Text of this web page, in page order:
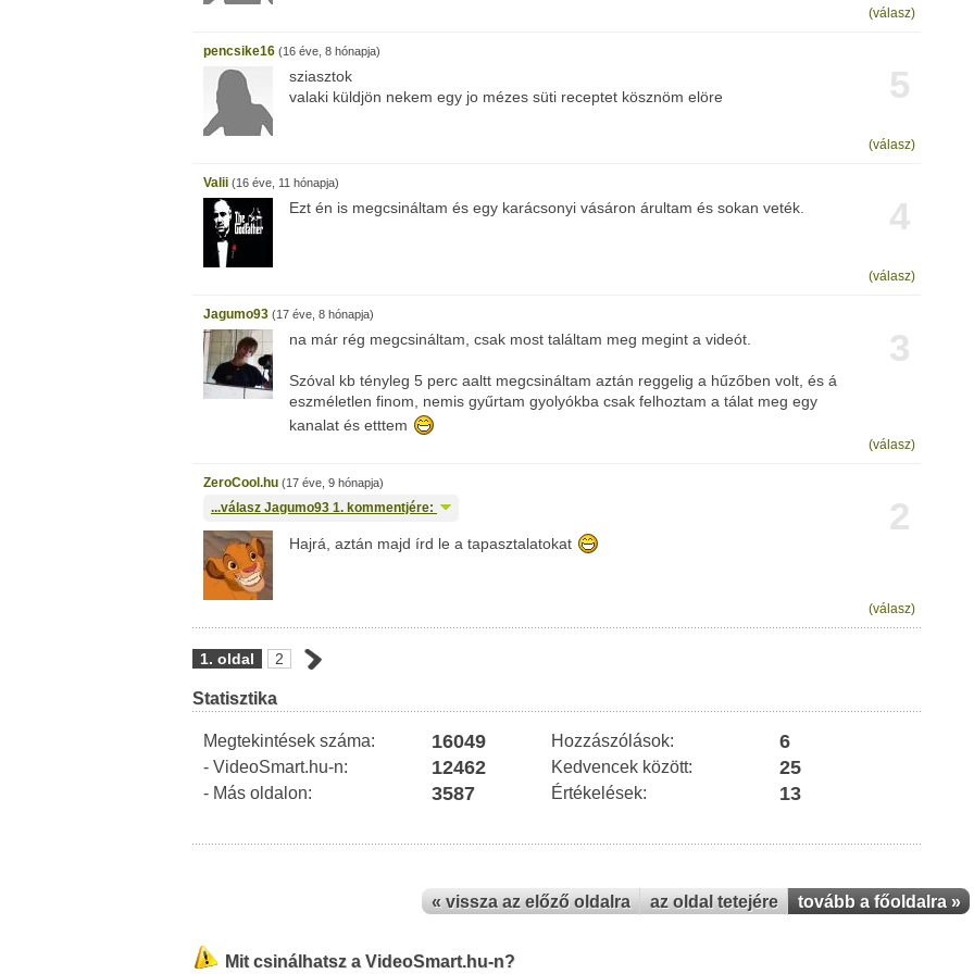
(válasz)
pencsike16 (16 éve, 8 hónapja)
5
sziasztok
valaki küldjön nekem egy jo mézes süti receptet kösznöm elöre
(válasz)
Valii (16 éve, 11 hónapja)
4
Ezt én is megcsináltam és egy karácsonyi vásáron árultam és sokan veték.
(válasz)
Jagumo93 (17 éve, 8 hónapja)
3
na már rég megcsináltam, csak most találtam meg megint a videót.
Szóval kb tényleg 5 perc aaltt megcsináltam aztán reggelig a hűzőben volt, és á
eszméletlen finom, nemis gyűrtam gyolyókba csak felhoztam a tálat meg egy
kanalat és etttem
(válasz)
ZeroCool.hu (17 éve, 9 hónapja)
2
...válasz Jagumo93 1. kommentjére:
Hajrá, aztán majd írd le a tapasztalatokat
(válasz)
1. oldal 2
Statisztika
Megtekintések száma: 16049 Hozzászólások: 6
- VideoSmart.hu-n: 12462 Kedvencek között: 25
- Más oldalon: 3587 Értékelések: 13
« vissza az előző oldalra az oldal tetejére tovább a főoldalra »
Mit csinálhatsz a VideoSmart.hu-n?